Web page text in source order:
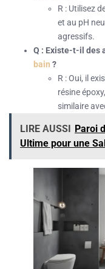
R : Utilisez
et au pH
agressifs.
Q : Existe-t-il des
bain ?
R : Oui, il
résine
similaire
LIRE AUSSI Paroi
Ultime pour une